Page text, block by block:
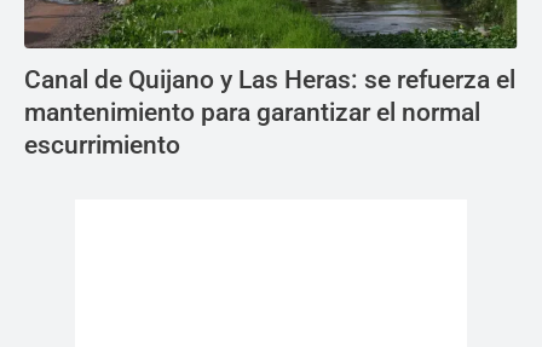
Canal de Quijano y Las Heras: se refuerza el
mantenimiento para garantizar el normal
escurrimiento